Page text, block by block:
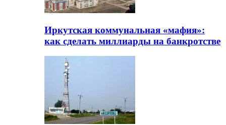
Иркутская коммунальная «мафия»:
как сделать миллиарды на банкротстве